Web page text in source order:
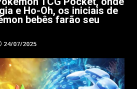
e Ho-Oh, os iniciais de
bebês farão seu
24/07/2025